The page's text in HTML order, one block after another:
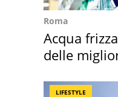
Roma
Acqua
delle
LIFESTYLE